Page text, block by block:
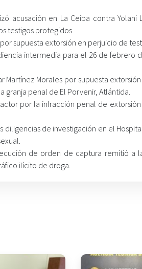
acusación en La Ceiba contra Yolani
testigos protegidos.
supuesta extorsión en perjuicio de
intermedia para el 26 de febrero
Martínez Morales por supuesta
penal de El Porvenir, Atlántida.
por la infracción penal de
diligencias de investigación en el
de orden de captura remitió a
ilícito de droga.